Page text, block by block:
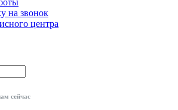
на звонок
центра
сейчас